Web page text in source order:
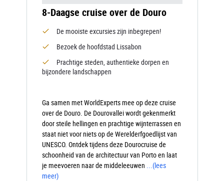
8-Daagse cruise over de Douro
De mooiste excursies zijn inbegrepen!
Bezoek de hoofdstad Lissabon
Prachtige steden, authentieke dorpen en
bijzondere landschappen
Ga samen met WorldExperts mee op deze cruise
over de Douro. De Dourovallei wordt gekenmerkt
door steile hellingen en prachtige wijnterrassen en
staat niet voor niets op de Werelderfgoedlijst van
UNESCO. Ontdek tijdens deze Dourocruise de
schoonheid van de architectuur van Porto en laat
je meevoeren naar de middeleeuwen ...(lees
meer)